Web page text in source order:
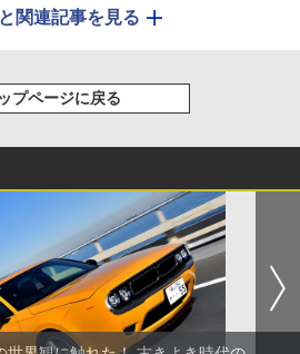
関連記事を見る
プページに戻る